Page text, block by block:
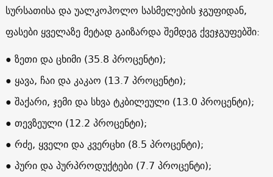
სურსათისა და უალკოჰოლო სასმელების ჯგუფიდან,
ფასები ყველაზე მეტად გაიზარდა შემდეგ ქვეჯგუფებში:
● ზეთი და ცხიმი (35.8 პროცენტი);
● ყავა, ჩაი და კაკაო (13.7 პროცენტი);
● შაქარი, ჯემი და სხვა ტკბილეული (13.0 პროცენტი);
● თევზეული (12.2 პროცენტი);
● რძე, ყველი და კვერცხი (8.5 პროცენტი);
● პური და პურპროდუქტები (7.7 პროცენტი);